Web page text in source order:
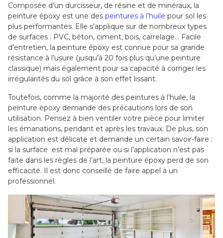
Composée d’un durcisseur, de résine et de minéraux, la
peinture époxy est une des peintures à l’huile pour sol les
plus performantes. Elle s’applique sur de nombreux types
de surfaces : PVC, béton, ciment, bois, carrelage… Facile
d’entretien, la peinture époxy est connue pour sa grande
résistance à l’usure (jusqu’à 20 fois plus qu’une peinture
classique) mais également pour sa capacité à corriger les
irrégularités du sol grâce à son effet lissant.
Toutefois, comme la majorité des peintures à l’huile, la
peinture époxy demande des précautions lors de son
utilisation. Pensez à bien ventiler votre pièce pour limiter
les émanations, pendant et après les travaux. De plus, son
application est délicate et demande un certain savoir-faire :
si la surface est mal préparée ou si l’application n’est pas
faite dans les règles de l’art, la peinture époxy perd de son
efficacité. Il est donc conseillé de faire appel à un
professionnel.